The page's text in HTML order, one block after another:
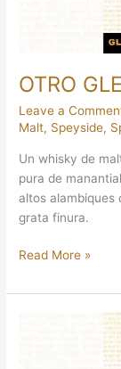
OTRO
Leave a
Malt, Speyside,
Un whisky de
pura de
altos alambiques
grata finura.
Read More »